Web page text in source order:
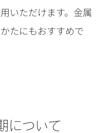
いただけます。金属
たにもおすすめで
について